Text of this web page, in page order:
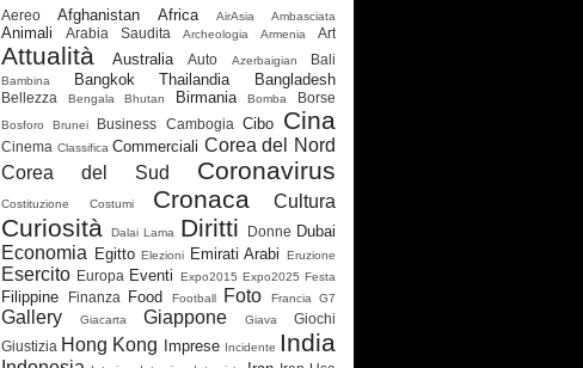
Aereo Afghanistan Africa AirAsia Ambasciata
Animali Arabia Saudita Archeologia Armenia Art
Attualità Australia Auto Azerbaigian Bali
Bambina Bangkok Thailandia Bangladesh
Bellezza Bengala Bhutan Birmania Bomba Borse
Bosforo Brunei Business Cambogia Cibo Cina
Cinema Classifica Commerciali Corea del Nord
Corea del Sud
Coronavirus
Costituzione Costumi Cronaca Cultura
Curiosità Dalai Lama Diritti Donne Dubai
Economia Egitto Elezioni Emirati Arabi Eruzione
Esercito Europa Eventi Expo2015 Expo2025 Festa
Filippine Finanza Food Football Foto Francia G7
Gallery Giacarta Giappone Giava
Giochi
Giustizia Hong Kong Imprese Incidente India